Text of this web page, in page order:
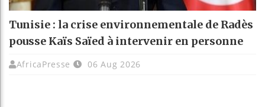
Tunisie : la crise environnementale de Radès
pousse Kaïs Saïed à intervenir en personne
AfricaPresse 06 Aug 2026